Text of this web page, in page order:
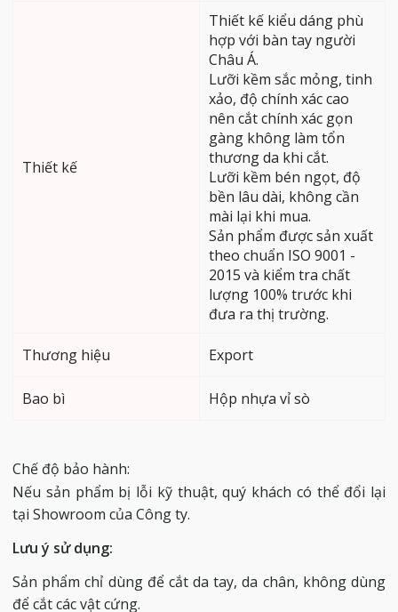
Thiết kế
Thiết kế kiểu dáng phù
hợp với bàn tay người
Châu Á.
Lưỡi kềm sắc mỏng, tinh
xảo, độ chính xác cao
nên cắt chính xác gọn
gàng không làm tổn
thương da khi cắt.
Lưỡi kềm bén ngọt, độ
bền lâu dài, không cần
mài lại khi mua.
Sản phẩm được sản xuất
theo chuẩn ISO 9001 -
2015 và kiểm tra chất
lượng 100% trước khi
đưa ra thị trường.
Thương hiệu Export
Bao bì Hộp nhựa vỉ sò
Chế độ bảo hành:
Nếu sản phẩm bị lỗi kỹ thuật, quý khách có thể đổi lại
tại Showroom của Công ty.
Lưu ý sử dụng:
Sản phẩm chỉ dùng để cắt da tay, da chân, không dùng
để cắt các vật cứng.